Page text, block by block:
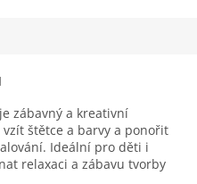
zábavný a kreativní
štětce a barvy a ponořit
Ideální pro děti i
relaxaci a zábavu tvorby